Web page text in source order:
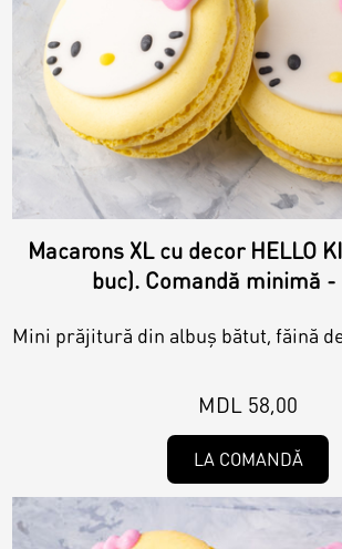
Macarons XL cu decor HELLO
buc). Comandă minimă -
Mini prăjitură din albuș bătut, făină
MDL 58,00
LA COMANDĂ